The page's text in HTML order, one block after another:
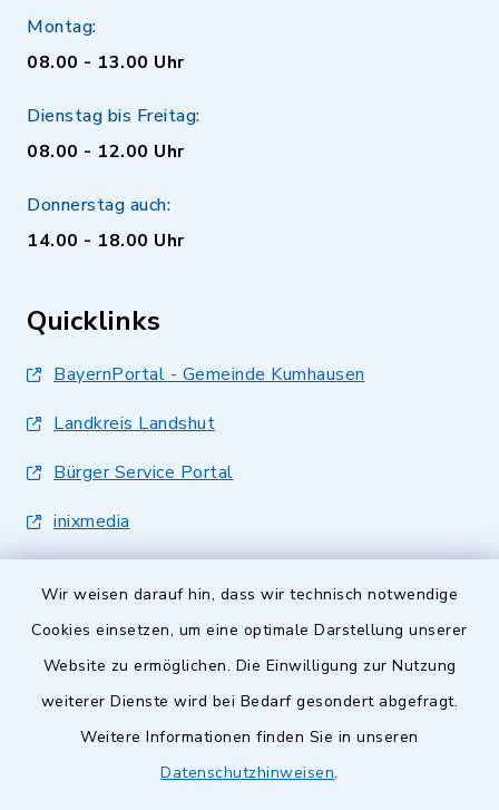
Wir weisen darauf hin, dass wir technisch notwendige
Cookies einsetzen, um eine optimale Darstellung unserer
Website zu ermöglichen. Die Einwilligung zur Nutzung
weiterer Dienste wird bei Bedarf gesondert abgefragt.
Weitere Informationen finden Sie in unseren
Datenschutzhinweisen.
Montag:
08.00 - 13.00 Uhr
Dienstag bis Freitag:
08.00 - 12.00 Uhr
Donnerstag auch:
14.00 - 18.00 Uhr
Quicklinks
BayernPortal - Gemeinde Kumhausen
Landkreis Landshut
Bürger Service Portal
inixmedia
Barrierefreiheit